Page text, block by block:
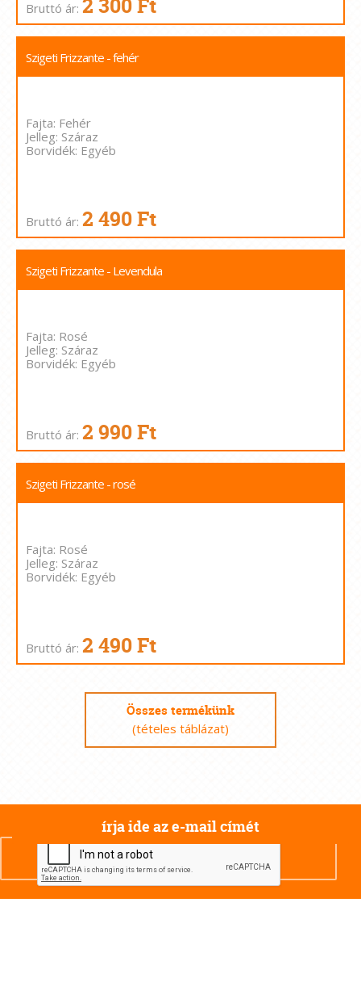
Bruttó ár: 2 300 Ft
Szigeti Frizzante - fehér
Fajta: Fehér
Jelleg: Száraz
Borvidék: Egyéb
Bruttó ár: 2 490 Ft
Szigeti Frizzante - Levendula
Fajta: Rosé
Jelleg: Száraz
Borvidék: Egyéb
Bruttó ár: 2 990 Ft
Szigeti Frizzante - rosé
Fajta: Rosé
Jelleg: Száraz
Borvidék: Egyéb
Bruttó ár: 2 490 Ft
Összes termékünk
(tételes táblázat)